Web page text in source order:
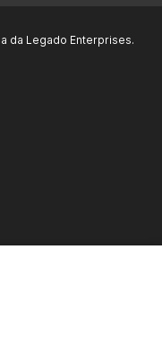
da Legado Enterprises.